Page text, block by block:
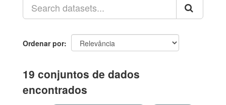
Ordenar por
19 conjuntos de dados
encontrados